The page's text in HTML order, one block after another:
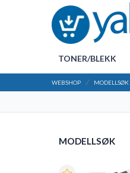
TONER/BLEKK
WEBSHOP MODELLSØK
MODELLSØK